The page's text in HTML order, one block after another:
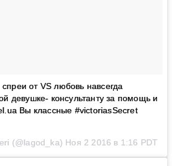
от VS любовь навсегда
девушке- консультанту за помощь и
Вы классные #victoriasSecret
(@lagod_ka) Ноя 2 2016 в 1:16 PDT